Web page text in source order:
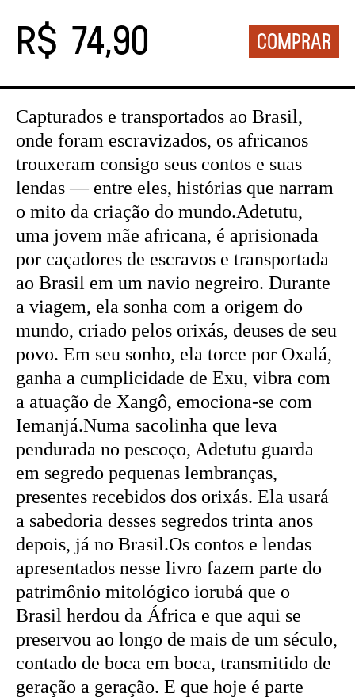
R$ 74,90
Capturados e transportados ao Brasil,
onde foram escravizados, os africanos
trouxeram consigo seus contos e suas
lendas — entre eles, histórias que narram
o mito da criação do mundo.Adetutu,
uma jovem mãe africana, é aprisionada
por caçadores de escravos e transportada
ao Brasil em um navio negreiro. Durante
a viagem, ela sonha com a origem do
mundo, criado pelos orixás, deuses de seu
povo. Em seu sonho, ela torce por Oxalá,
ganha a cumplicidade de Exu, vibra com
a atuação de Xangô, emociona-se com
Iemanjá.Numa sacolinha que leva
pendurada no pescoço, Adetutu guarda
em segredo pequenas lembranças,
presentes recebidos dos orixás. Ela usará
a sabedoria desses segredos trinta anos
depois, já no Brasil.Os contos e lendas
apresentados nesse livro fazem parte do
patrimônio mitológico iorubá que o
Brasil herdou da África e que aqui se
preservou ao longo de mais de um século,
contado de boca em boca, transmitido de
geração a geração. E que hoje é parte